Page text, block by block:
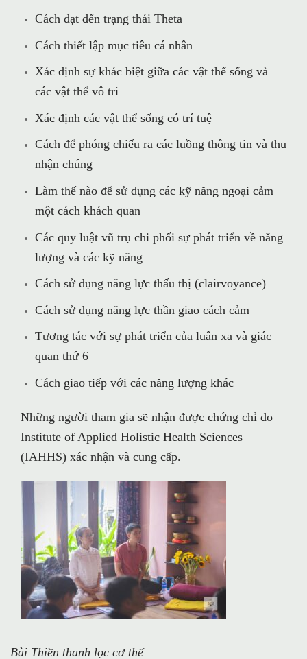
Cách đạt đến trạng thái Theta
Cách thiết lập mục tiêu cá nhân
Xác định sự khác biệt giữa các vật thể sống và
các vật thể vô tri
Xác định các vật thể sống có trí tuệ
Cách để phóng chiếu ra các luồng thông tin và thu
nhận chúng
Làm thế nào để sử dụng các kỹ năng ngoại cảm
một cách khách quan
Các quy luật vũ trụ chi phối sự phát triển về năng
lượng và các kỹ năng
Cách sử dụng năng lực thấu thị (clairvoyance)
Cách sử dụng năng lực thần giao cách cảm
Tương tác với sự phát triển của luân xa và giác
quan thứ 6
Cách giao tiếp với các năng lượng khác
Những người tham gia sẽ nhận được chứng chỉ do
Institute of Applied Holistic Health Sciences
(IAHHS) xác nhận và cung cấp.
Bài Thiền thanh lọc cơ thể